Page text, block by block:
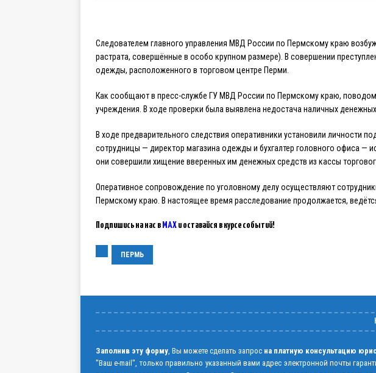
Следователем главного управления МВД России по Пермскому краю
растрата, совершённые в особо крупном размере). В совершении
одежды, расположенного в торговом центре Перми.
Как сообщают в пресс-службе ГУ МВД России по Пермскому краю,
учреждения. В ходе проверки была выявлена недостача наличных
В ходе предварительного следствия оперативники установили личности
сотрудницы — директор магазина одежды и бухгалтер головного офиса —
они совершили хищение вверенных им денежных средств из кассы
Оперативное сопровождение по уголовному делу осуществляют
Пермскому краю. В настоящее время расследование продолжается,
Подпишись на нас в MAX и оставайся в курсе событий!
ПЕРМЬ
Заполнив эту форму, Вы можете сделать запрос на платную консультацию
"Ваш e-mail", только правильно указанный вами адрес электронной почты